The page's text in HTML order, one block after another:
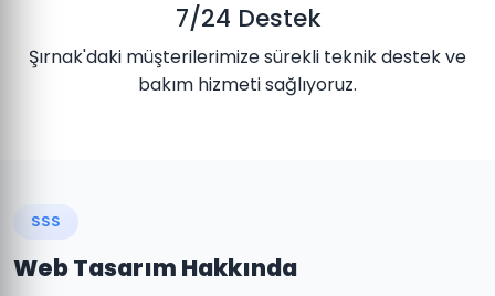
7/24 Destek
Şırnak'daki müşterilerimize sürekli teknik destek ve
bakım hizmeti sağlıyoruz.
SSS
Web Tasarım Hakkında